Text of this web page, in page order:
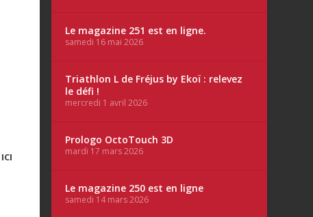
ICI
Le magazine 251 est en ligne.
samedi 16 mai 2026
Triathlon L de Fréjus by Ekoï : relevez
le défi !
mercredi 1 avril 2026
Prologo OctoTouch 3D
mardi 17 mars 2026
Le magazine 250 est en ligne
samedi 14 mars 2026